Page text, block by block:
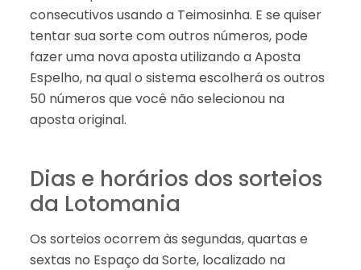
consecutivos usando a Teimosinha. E se quiser
tentar sua sorte com outros números, pode
fazer uma nova aposta utilizando a Aposta
Espelho, na qual o sistema escolherá os outros
50 números que você não selecionou na
aposta original.
Dias e horários dos sorteios
da Lotomania
Os sorteios ocorrem às segundas, quartas e
sextas no Espaço da Sorte, localizado na